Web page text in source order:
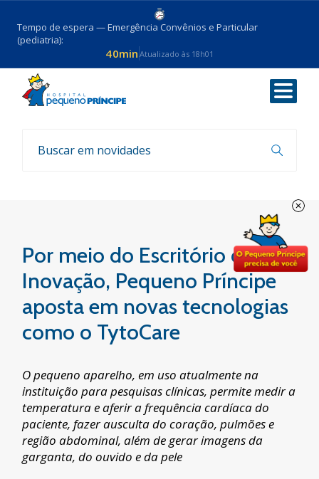
Tempo de espera — Emergência Convênios e Particular
(pediatria):
40min Atualizado às 18h01
Voltar
Notícias
Por meio do Escritório de
Inovação, Pequeno Príncipe
aposta em novas tecnologias
como o TytoCare
O pequeno aparelho, em uso atualmente na
instituição para pesquisas clínicas, permite medir a
temperatura e aferir a frequência cardíaca do
paciente, fazer ausculta do coração, pulmões e
região abdominal, além de gerar imagens da
garganta, do ouvido e da pele